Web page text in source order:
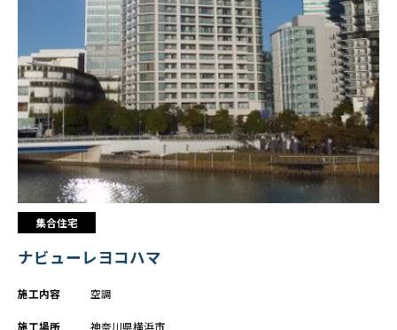
ホテル・商業施設
リニューアル
事務所
工場・研究所・交通施設
教育・文化・スポーツ施設
病院・福祉施設
集合住宅
採用情報
新卒・第二新卒採用
インターンシップ
集合住宅
ナビューレヨコハマ
施工内容 空調
施工場所 神奈川県横浜市